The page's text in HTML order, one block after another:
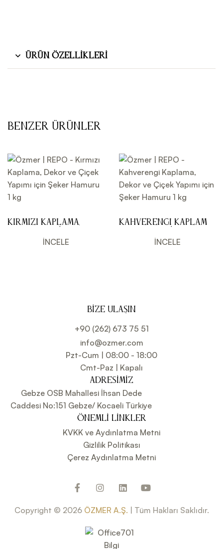
Ürün Özellikleri
Benzer Ürünler
Kırmızı Kaplama,
Yapımı için Şeker
İNCELE
Kahverengi Kaplama,
Yapımı için Şeker
İNCELE
BIZE ULAŞIN
+90 (262) 673 75 51
info@ozmer.com
Pzt-Cum | 08:00 - 18:00
Cmt-Paz | Kapalı
ADRESIMIZ
Gebze OSB Mahallesi İhsan Dede
Caddesi No:151 Gebze/ Kocaeli Türkiye
ÖNEMLI LINKLER
KVKK ve Aydınlatma Metni
Gizlilik Politikası
Çerez Aydınlatma Metni
Copyright © 2026 ÖZMER A.Ş. | Tüm Hakları Saklıdır.